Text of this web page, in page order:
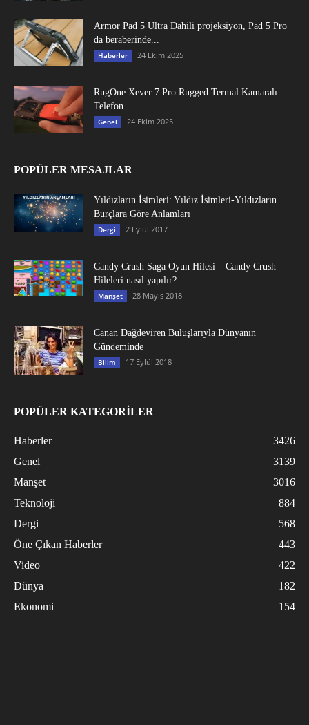
Armor Pad 5 Ultra Dahili projeksiyon, Pad 5 Pro
da beraberinde...
Haberler 24 Ekim 2025
RugOne Xever 7 Pro Rugged Termal Kamaralı
Telefon
Genel 24 Ekim 2025
POPÜLER MESAJLAR
Yıldızların İsimleri: Yıldız İsimleri-Yıldızların
Burçlara Göre Anlamları
Dergi 2 Eylül 2017
Candy Crush Saga Oyun Hilesi – Candy Crush
Hileleri nasıl yapılır?
Manşet 28 Mayıs 2018
Canan Dağdeviren Buluşlarıyla Dünyanın
Gündeminde
Bilim 17 Eylül 2018
POPÜLER KATEGORİLER
Haberler
3426
Genel
3139
Manşet
3016
Teknoloji
884
Dergi
568
Öne Çıkan Haberler
443
Video
422
Dünya
182
Ekonomi
154